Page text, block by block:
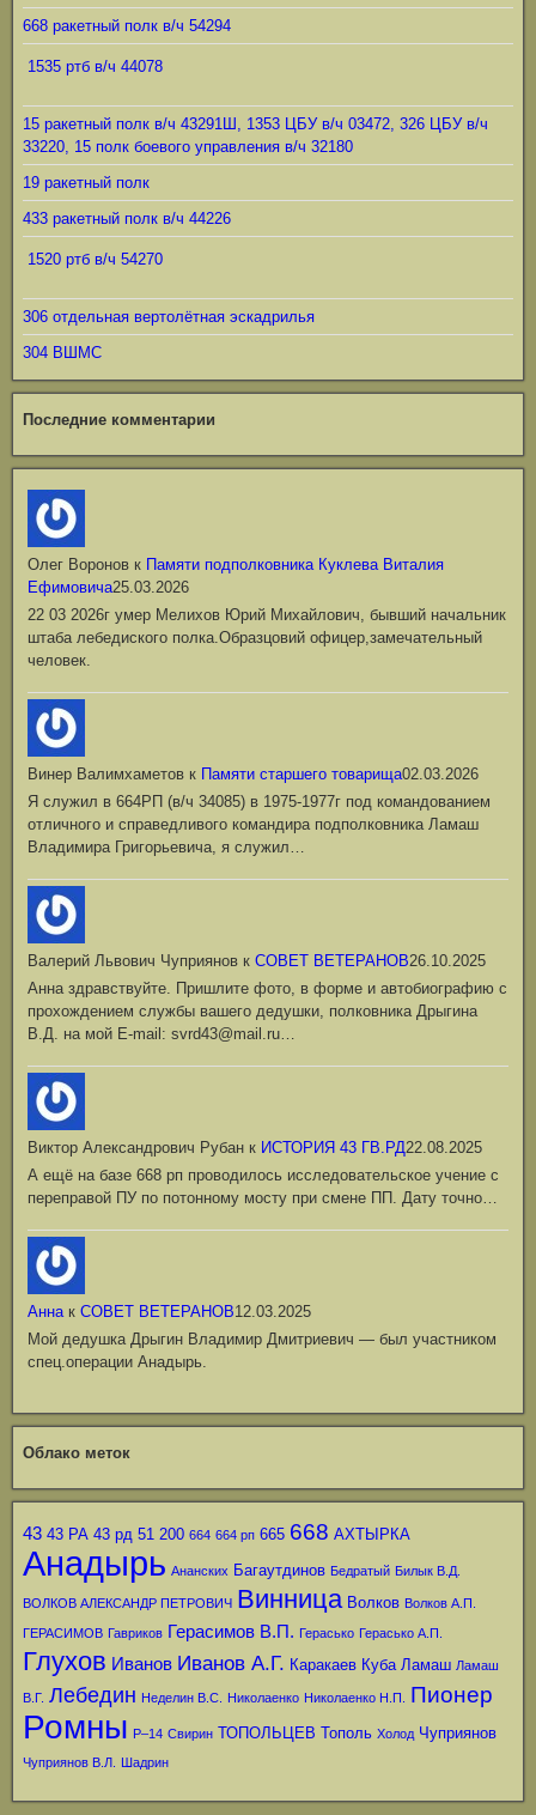
668 ракетный полк в/ч 54294
1535 ртб в/ч 44078
15 ракетный полк в/ч 43291Ш, 1353 ЦБУ в/ч 03472, 326 ЦБУ в/ч
33220, 15 полк боевого управления в/ч 32180
19 ракетный полк
433 ракетный полк в/ч 44226
1520 ртб в/ч 54270
306 отдельная вертолётная эскадрилья
304 ВШМС
Последние комментарии
Олег Воронов к Памяти подполковника Куклева Виталия
Ефимовича25.03.2026
22 03 2026г умер Мелихов Юрий Михайлович, бывший начальник
штаба лебедиского полка.Образцовий офицер,замечательный
человек.
Винер Валимхаметов к Памяти старшего товарища02.03.2026
Я служил в 664РП (в/ч 34085) в 1975-1977г под командованием
отличного и справедливого командира подполковника Ламаш
Владимира Григорьевича, я служил…
Валерий Львович Чуприянов к СОВЕТ ВЕТЕРАНОВ26.10.2025
Анна здравствуйте. Пришлите фото, в форме и автобиографию с
прохождением службы вашего дедушки, полковника Дрыгина
В.Д. на мой Е-mail: svrd43@mail.ru…
Виктор Александрович Рубан к ИСТОРИЯ 43 ГВ.РД22.08.2025
А ещё на базе 668 рп проводилось исследовательское учение с
переправой ПУ по потонному мосту при смене ПП. Дату точно…
Аннак СОВЕТ ВЕТЕРАНОВ12.03.2025
Мой дедушка Дрыгин Владимир Дмитриевич — был участником
спец.операции Анадырь.
Облако меток
43 43 РА 43 рд 51 200 664 664 рп 665 668 АХТЫРКА
Анадырь Ананских Багаутдинов Бедратый Билык В.Д.
ВОЛКОВ АЛЕКСАНДР ПЕТРОВИЧ Винница Волков Волков А.П.
ГЕРАСИМОВ Гавриков Герасимов В.П. Герасько Герасько А.П.
Глухов Иванов Иванов А.Г. Каракаев Куба Ламаш Ламаш
В.Г. Лебедин Неделин В.С. Николаенко Николаенко Н.П. Пионер
Ромны Р–14 Свирин ТОПОЛЬЦЕВ Тополь Холод Чуприянов
Чуприянов В.Л. Шадрин